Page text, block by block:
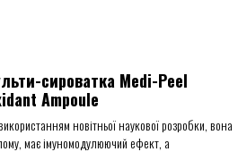
сироватка Medi-Peel
Ampoule
новітньої наукової розробки, вона
має імуномодулюючий ефект, а